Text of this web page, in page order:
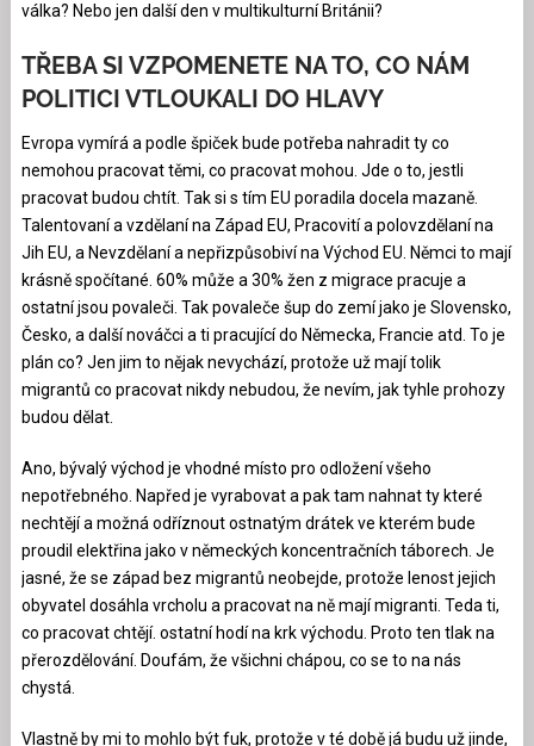
válka? Nebo jen další den v multikulturní Británii?
TŘEBA SI VZPOMENETE NA TO, CO NÁM
POLITICI VTLOUKALI DO HLAVY
Evropa vymírá a podle špiček bude potřeba nahradit ty co
nemohou pracovat těmi, co pracovat mohou. Jde o to, jestli
pracovat budou chtít. Tak si s tím EU poradila docela mazaně.
Talentovaní a vzdělaní na Západ EU, Pracovití a polovzdělaní na
Jih EU, a Nevzdělaní a nepřizpůsobiví na Východ EU. Němci to mají
krásně spočítané. 60% může a 30% žen z migrace pracuje a
ostatní jsou povaleči. Tak povaleče šup do zemí jako je Slovensko,
Česko, a další nováčci a ti pracující do Německa, Francie atd. To je
plán co? Jen jim to nějak nevychází, protože už mají tolik
migrantů co pracovat nikdy nebudou, že nevím, jak tyhle prohozy
budou dělat.
Ano, bývalý východ je vhodné místo pro odložení všeho
nepotřebného. Napřed je vyrabovat a pak tam nahnat ty které
nechtějí a možná odříznout ostnatým drátek ve kterém bude
proudil elektřina jako v německých koncentračních táborech. Je
jasné, že se západ bez migrantů neobejde, protože lenost jejich
obyvatel dosáhla vrcholu a pracovat na ně mají migranti. Teda ti,
co pracovat chtějí. ostatní hodí na krk východu. Proto ten tlak na
přerozdělování. Doufám, že všichni chápou, co se to na nás
chystá.
Vlastně by mi to mohlo být fuk, protože v té době já budu už jinde,